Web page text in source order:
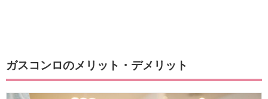
ガスコンロのメリット・デメリット